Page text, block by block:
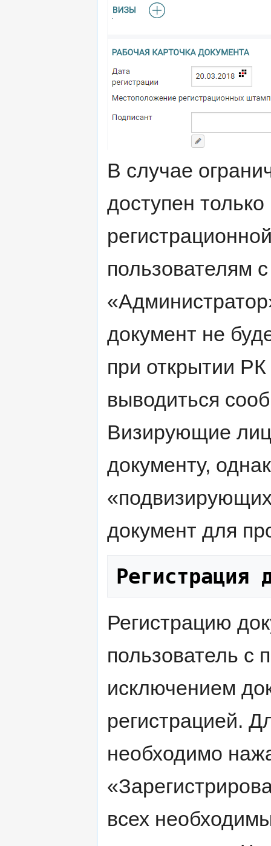
В случае
доступен
пользователям
документ не
при открытии
выводиться
Визирующие
документу,
документ для
Регистрация
Регистрацию
пользователь с
исключением
регистрацией.
необходимо
всех